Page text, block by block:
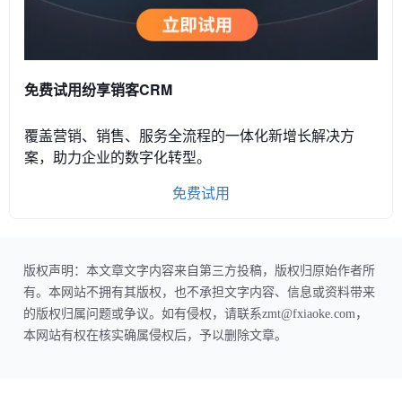
免费试用纷享销客CRM
覆盖营销、销售、服务全流程的一体化新增长解决方
案，助力企业的数字化转型。
免费试用
版权声明：本文章文字内容来自第三方投稿，版权归原始作者所
有。本网站不拥有其版权，也不承担文字内容、信息或资料带来
的版权归属问题或争议。如有侵权，请联系zmt@fxiaoke.com，
本网站有权在核实确属侵权后，予以删除文章。